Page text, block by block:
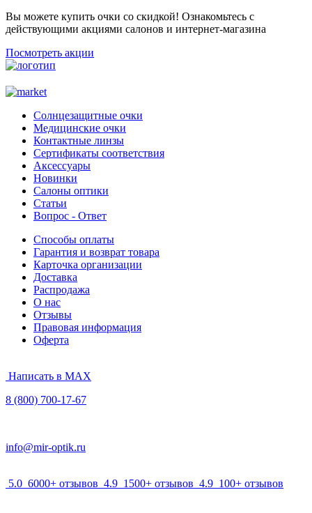
Вы можете купить очки со скидкой! Ознакомьтесь с
действующими акциями салонов и интернет-магазина
Посмотреть акции
Солнцезащитные очки
Медицинские очки
Контактные линзы
Сертификаты соответствия
Аксессуары
Новинки
Салоны оптики
Статьи
Вопрос - Ответ
Способы оплаты
Гарантия и возврат товара
Карточка организации
Доставка
Распродажа
О нас
Отзывы
Правовая информация
Оферта
Написать в MAX
8 (800) 700-17-67
info@mir-optik.ru
5.0 6000+ отзывов 4.9 1500+ отзывов 4.9 100+ отзывов